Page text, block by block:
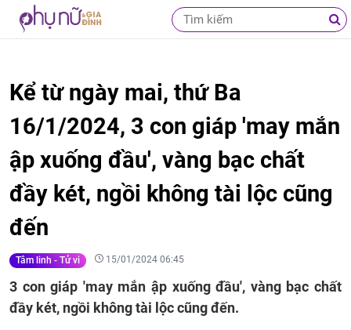
Kể từ ngày mai, thứ Ba
16/1/2024, 3 con giáp 'may mắn
ập xuống đầu', vàng bạc chất
đầy két, ngồi không tài lộc cũng
đến
Tâm linh - Tử vi 15/01/2024 06:45
3 con giáp 'may mắn ập xuống đầu', vàng bạc chất
đầy két, ngồi không tài lộc cũng đến.